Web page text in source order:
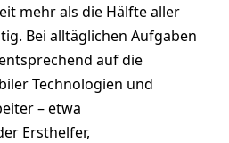
mehr als die Hälfte aller
Bei alltäglichen Aufgaben
auf die
Technologien und
– etwa
Ersthelfer,